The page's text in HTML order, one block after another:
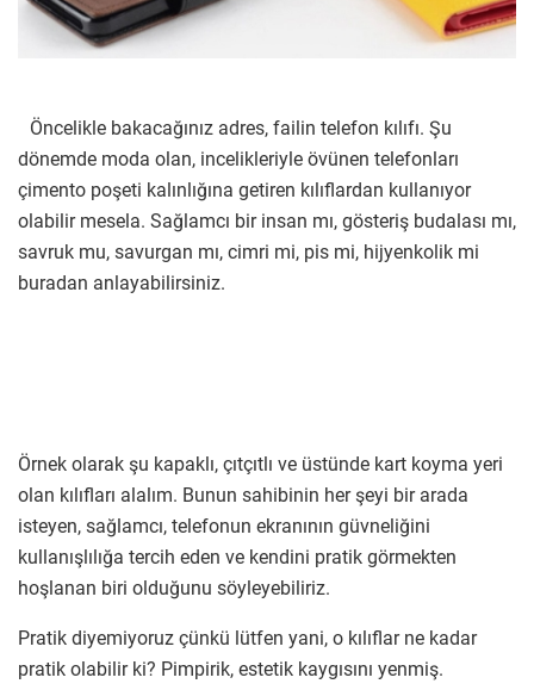
Öncelikle bakacağınız adres, failin telefon kılıfı. Şu
dönemde moda olan, incelikleriyle övünen telefonları
çimento poşeti kalınlığına getiren kılıflardan kullanıyor
olabilir mesela. Sağlamcı bir insan mı, gösteriş budalası mı,
savruk mu, savurgan mı, cimri mi, pis mi, hijyenkolik mi
buradan anlayabilirsiniz.
Örnek olarak şu kapaklı, çıtçıtlı ve üstünde kart koyma yeri
olan kılıfları alalım. Bunun sahibinin her şeyi bir arada
isteyen, sağlamcı, telefonun ekranının güvneliğini
kullanışlılığa tercih eden ve kendini pratik görmekten
hoşlanan biri olduğunu söyleyebiliriz.
Pratik diyemiyoruz çünkü lütfen yani, o kılıflar ne kadar
pratik olabilir ki? Pimpirik, estetik kaygısını yenmiş.